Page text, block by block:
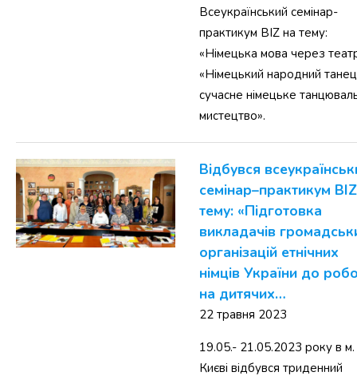
Всеукраїнський семінар-
практикум BIZ на тему:
«Німецька мова через
«Німецький народний
сучасне німецьке
мистецтво».
Відбувся
семінар–практикум
тему: «Підготовка
викладачів
організацій етнічних
німців України до
на дитячих…
22 травня 2023
19.05.- 21.05.2023 року в м.
Києві відбувся триденний